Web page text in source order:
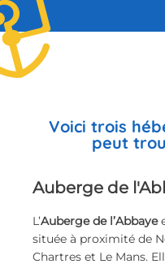
Voici trois
peut
Auberge de
L’Auberge de l’Abbaye
située à proximité de
Chartres et Le Mans.